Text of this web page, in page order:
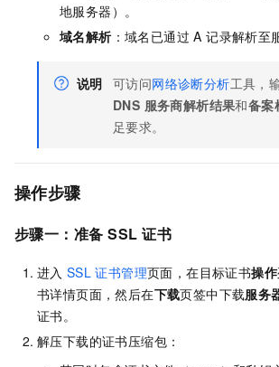
地服务器）。
域名解析：域名已通过 A 记录解析至
说明 可访问网络诊断分析工具，
DNS 服务商解析结果和备案
足要求。
操作步骤
步骤一：准备 SSL 证书
进入 SSL 证书管理页面，在目标证书操作
书详情页面，然后在下载页签中下载服务
证书。
解压下载的证书压缩包：